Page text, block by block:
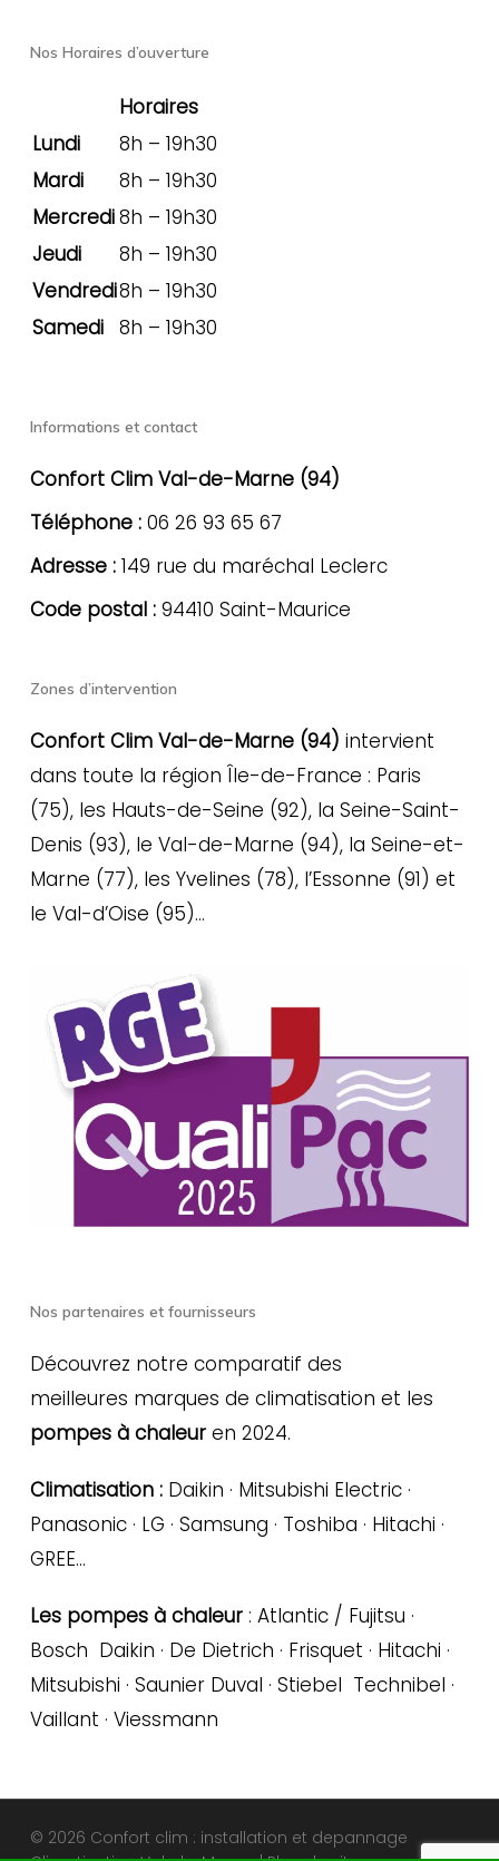
Nos Horaires d’ouverture
Horaires
Lundi
8h – 19h30
Mardi
8h – 19h30
Mercredi8h – 19h30
Jeudi
8h – 19h30
Vendredi8h – 19h30
Samedi 8h – 19h30
Informations et contact
Confort Clim Val-de-Marne (94)
Téléphone :06 26 93 65 67
Adresse :149 rue du maréchal Leclerc
Code postal :94410 Saint-Maurice
Zones d’intervention
Confort Clim Val-de-Marne (94) intervient
dans toute la région Île-de-France : Paris
(75), les Hauts-de-Seine (92), la Seine-Saint-
Denis (93), le Val-de-Marne (94), la Seine-et-
Marne (77), les Yvelines (78), l’Essonne (91) et
le Val-d’Oise (95)…
Nos partenaires et fournisseurs
Découvrez notre comparatif des
meilleures marques de climatisation et les
pompes à chaleur en 2024.
Climatisation :Daikin · Mitsubishi Electric ·
Panasonic · LG · Samsung · Toshiba · Hitachi ·
GREE…
Les pompes à chaleur: Atlantic / Fujitsu ·
Bosch Daikin · De Dietrich · Frisquet · Hitachi ·
Mitsubishi · Saunier Duval · Stiebel Technibel ·
Vaillant · Viessmann
© 2026 Confort clim : installation et depannage